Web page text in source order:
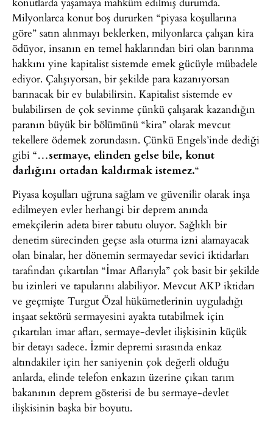
Milyonlarca konut boş dururken “piyasa koşullarına
göre” satın alınmayı beklerken, milyonlarca çalışan kira
ödüyor, insanın en temel haklarından biri olan barınma
hakkını yine kapitalist sistemde emek gücüyle mübadele
ediyor. Çalışıyorsan, bir şekilde para kazanıyorsan
barınacak bir ev bulabilirsin. Kapitalist sistemde ev
bulabilirsen de çok sevinme çünkü çalışarak kazandığın
paranın büyük bir bölümünü “kira” olarak mevcut
tekellere ödemek zorundasın. Çünkü Engels’inde dediği
gibi “…sermaye, elinden gelse bile, konut
darlığını ortadan kaldırmak istemez.“
Piyasa koşulları uğruna sağlam ve güvenilir olarak inşa
edilmeyen evler herhangi bir deprem anında
emekçilerin adeta birer tabutu oluyor. Sağlıklı bir
denetim sürecinden geçse asla oturma izni alamayacak
olan binalar, her dönemin sermayedar sevici iktidarları
tarafından çıkartılan “İmar Aflarıyla” çok basit bir şekilde
bu izinleri ve tapularını alabiliyor. Mevcut AKP iktidarı
ve geçmişte Turgut Özal hükümetlerinin uyguladığı
inşaat sektörü sermayesini ayakta tutabilmek için
çıkartılan imar afları, sermaye-devlet ilişkisinin küçük
bir detayı sadece. İzmir depremi sırasında enkaz
altındakiler için her saniyenin çok değerli olduğu
anlarda, elinde telefon enkazın üzerine çıkan tarım
bakanının deprem gösterisi de bu sermaye-devlet
ilişkisinin başka bir boyutu.